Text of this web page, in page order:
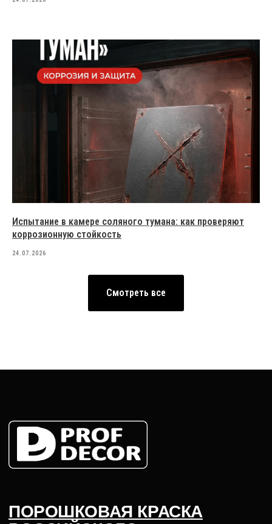
Испытание в камере соляного тумана: как проверяют
коррозионную стойкость
24.07.2026
Смотреть все